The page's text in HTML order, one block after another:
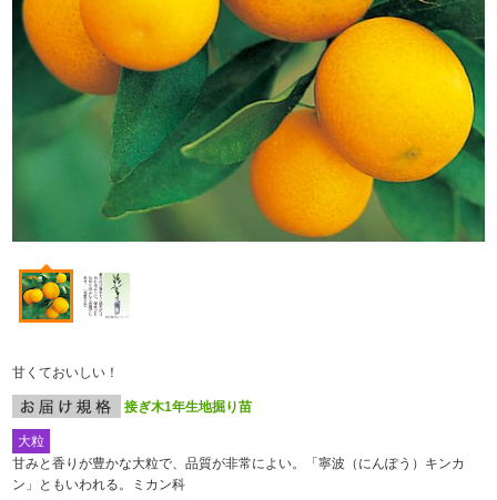
甘くておいしい！
接ぎ木1年生地掘り苗
大粒
甘みと香りが豊かな大粒で、品質が非常によい。「寧波（にんぽう）キンカ
ン」ともいわれる。ミカン科